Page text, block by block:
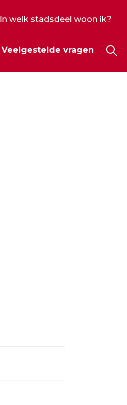
In welk stadsdeel woon ik?
Veelgestelde vragen